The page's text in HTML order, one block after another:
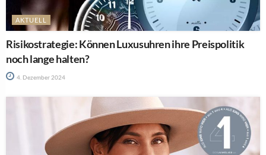
AKTUELL
Risikostrategie: Können Luxusuhren ihre Preispolitik
noch lange halten?
4. Dezember 2024